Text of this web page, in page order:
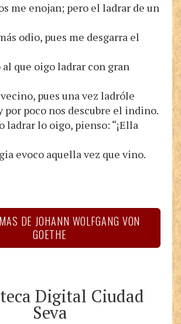
me enojan; pero el ladrar de un
odio, pues me desgarra el
al que oigo ladrar con gran
pues una vez ladróle
por poco nos descubre el indino.
ladrar lo oigo, pienso: “¡Ella
evoco aquella vez que vino.
DE JOHANN WOLFGANG VON
GOETHE
Digital Ciudad
Seva